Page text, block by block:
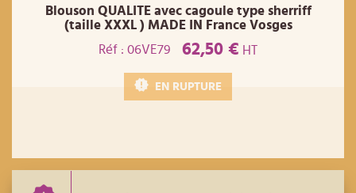
Blouson QUALITE avec cagoule type sherriff
(taille XXXL ) MADE IN France Vosges
Réf : 06VE79
62,50 € HT
EN RUPTURE